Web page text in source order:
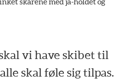
vi have skibet til
skal føle sig tilpas.